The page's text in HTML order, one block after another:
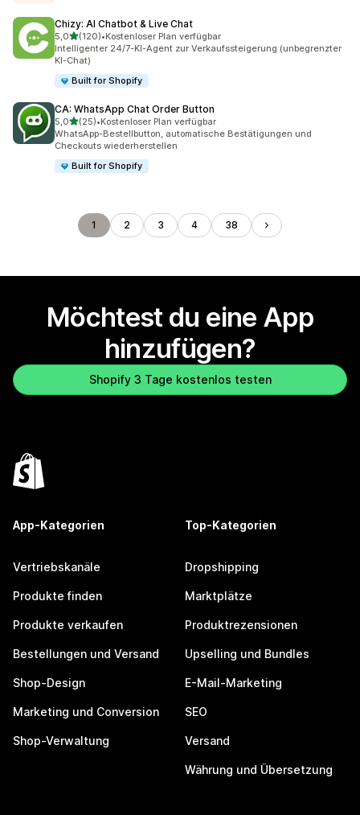
Chizy: AI Chatbot & Live Chat
5,0von 5 Sternen
(120)
120 Rezensionen insgesamt
•Kostenloser Plan verfügbar
Intelligenter 24/7-KI-Agent zur Verkaufssteigerung (unbegrenzter
KI-Chat)
Built for Shopify
CA: WhatsApp Chat Order Button
5,0von 5 Sternen
(25)
25 Rezensionen insgesamt
•Kostenloser Plan verfügbar
WhatsApp-Bestellbutton, automatische Bestätigungen und
Checkouts wiederherstellen
Built for Shopify
1 2 3 4 38
Möchtest du eine App
hinzufügen?
Shopify 3 Tage kostenlos testen
App-Kategorien
Vertriebskanäle
Produkte finden
Produkte verkaufen
Bestellungen und Versand
Shop-Design
Marketing und Conversion
Shop-Verwaltung
Top-Kategorien
Dropshipping
Marktplätze
Produktrezensionen
Upselling und Bundles
E-Mail-Marketing
SEO
Versand
Währung und Übersetzung